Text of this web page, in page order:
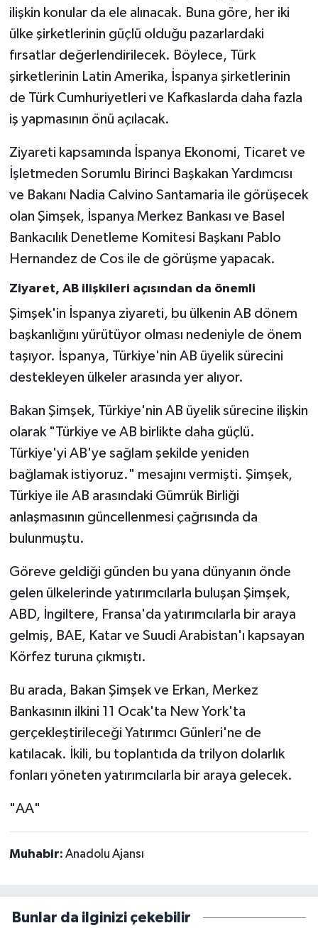
ilişkin konular da ele alınacak. Buna göre, her iki
ülke şirketlerinin güçlü olduğu pazarlardaki
fırsatlar değerlendirilecek. Böylece, Türk
şirketlerinin Latin Amerika, İspanya şirketlerinin
de Türk Cumhuriyetleri ve Kafkaslarda daha fazla
iş yapmasının önü açılacak.
Ziyareti kapsamında İspanya Ekonomi, Ticaret ve
İşletmeden Sorumlu Birinci Başkakan Yardımcısı
ve Bakanı Nadia Calvino Santamaria ile görüşecek
olan Şimşek, İspanya Merkez Bankası ve Basel
Bankacılık Denetleme Komitesi Başkanı Pablo
Hernandez de Cos ile de görüşme yapacak.
Ziyaret, AB ilişkileri açısından da önemli
Şimşek'in İspanya ziyareti, bu ülkenin AB dönem
başkanlığını yürütüyor olması nedeniyle de önem
taşıyor. İspanya, Türkiye'nin AB üyelik sürecini
destekleyen ülkeler arasında yer alıyor.
Bakan Şimşek, Türkiye'nin AB üyelik sürecine ilişkin
olarak "Türkiye ve AB birlikte daha güçlü.
Türkiye'yi AB'ye sağlam şekilde yeniden
bağlamak istiyoruz." mesajını vermişti. Şimşek,
Türkiye ile AB arasındaki Gümrük Birliği
anlaşmasının güncellenmesi çağrısında da
bulunmuştu.
Göreve geldiği günden bu yana dünyanın önde
gelen ülkelerinde yatırımcılarla buluşan Şimşek,
ABD, İngiltere, Fransa'da yatırımcılarla bir araya
gelmiş, BAE, Katar ve Suudi Arabistan'ı kapsayan
Körfez turuna çıkmıştı.
Bu arada, Bakan Şimşek ve Erkan, Merkez
Bankasının ilkini 11 Ocak'ta New York'ta
gerçekleştirileceği Yatırımcı Günleri'ne de
katılacak. İkili, bu toplantıda da trilyon dolarlık
fonları yöneten yatırımcılarla bir araya gelecek.
"AA"
Muhabir: Anadolu Ajansı
Bunlar da ilginizi çekebilir